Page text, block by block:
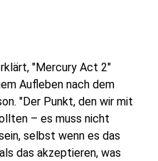
"Mercury Act 2"
Aufleben nach dem
"Der Punkt, den wir mit
– es muss nicht
selbst wenn es das
das akzeptieren, was